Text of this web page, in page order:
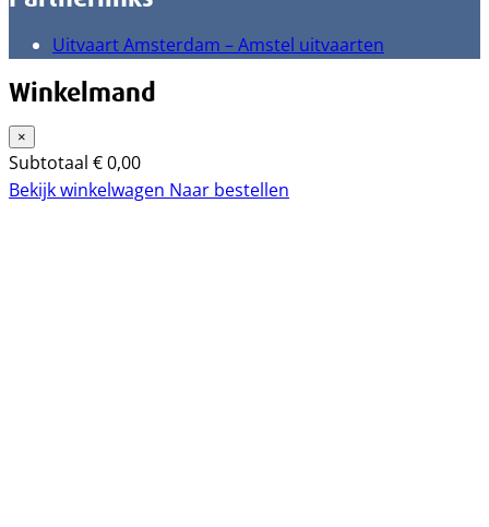
Uitvaart Amsterdam – Amstel uitvaarten
Winkelmand
×
Subtotaal €0,00
Bekijk winkelwagen Naar bestellen